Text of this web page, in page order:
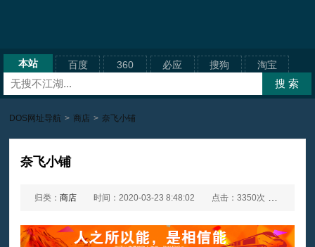
本站 百度 360 必应 搜狗 淘宝
DOS网址导航 > 商店 > 奈飞小铺
奈飞小铺
归类：商店 时间：2020-03-23 8:48:02 点击：3350次